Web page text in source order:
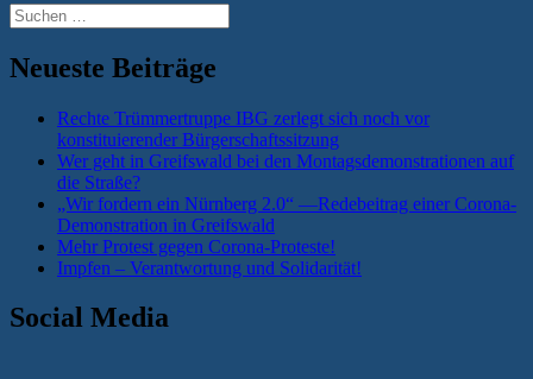
Suchen
nach:
Neueste Beiträge
Rechte Trümmertruppe IBG zerlegt sich noch vor
konstituierender Bürgerschaftssitzung
Wer geht in Greifswald bei den Montagsdemonstrationen auf
die Straße?
„Wir fordern ein Nürnberg 2.0“ —Redebeitrag einer Corona-
Demonstration in Greifswald
Mehr Protest gegen Corona-Proteste!
Impfen – Verantwortung und Solidarität!
Social Media